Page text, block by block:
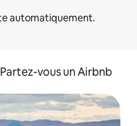
Partez-vous un Airbnb